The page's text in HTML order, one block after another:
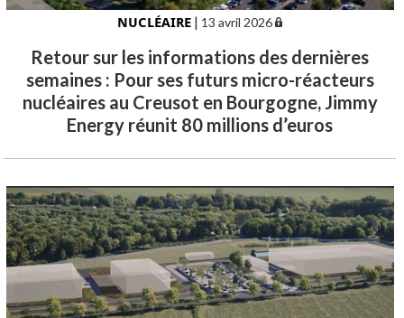
NUCLÉAIRE | 13 avril 2026
Retour sur les informations des dernières
semaines : Pour ses futurs micro-réacteurs
nucléaires au Creusot en Bourgogne, Jimmy
Energy réunit 80 millions d’euros